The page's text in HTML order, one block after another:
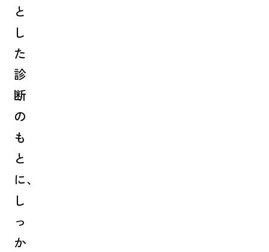
と
し
た
診
断
の
も
と
に、
し
っ
か